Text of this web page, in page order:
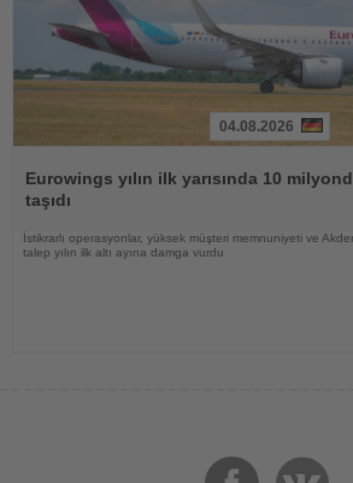
Oku
04.08.2026
Eurowings yılın ilk yarısında 10
taşıdı
İstikrarlı operasyonlar, yüksek müşteri memnuniyeti ve
talep yılın ilk altı ayına damga vurdu